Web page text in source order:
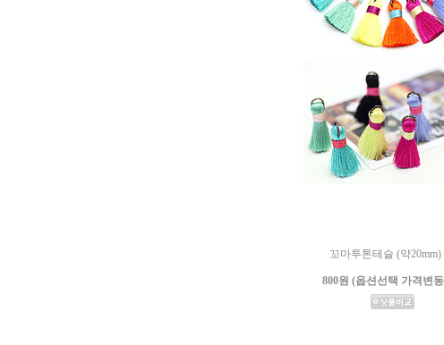
꼬마투톤테슬 (약20mm)
800원 (옵션선택 가격변